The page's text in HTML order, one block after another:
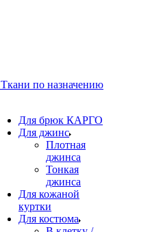
Ткани по назначению
Для брюк КАРГО
Для джинс
Плотная
джинса
Тонкая
джинса
Для кожаной
куртки
Для костюма